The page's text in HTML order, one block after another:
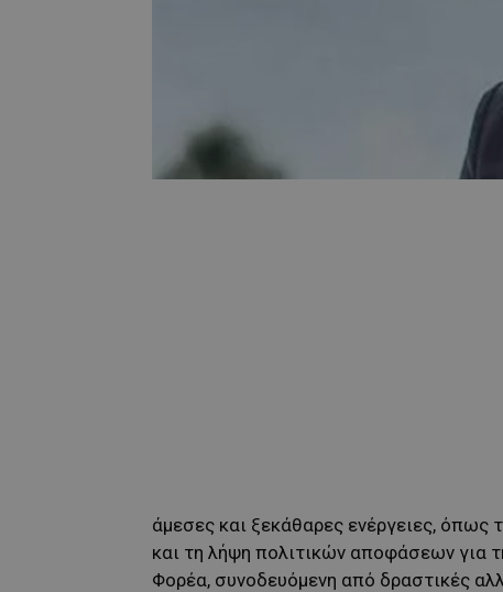
άμεσες και ξεκάθαρες ενέργειες, όπως
και τη λήψη πολιτικών αποφάσεων για
Φορέα, συνοδευόμενη από δραστικές